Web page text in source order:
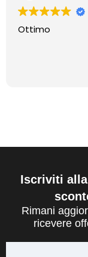
Ottimo
Iscriviti
Rimani
ricevere